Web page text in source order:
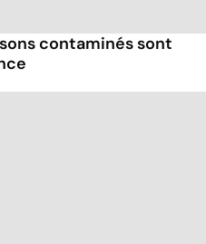
contaminés sont